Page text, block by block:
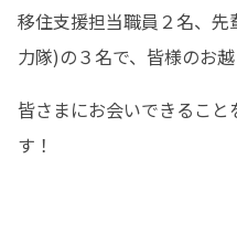
移住支援担当職員２名、
力隊)の３名で、皆様のお
皆さまにお会いできるこ
す！